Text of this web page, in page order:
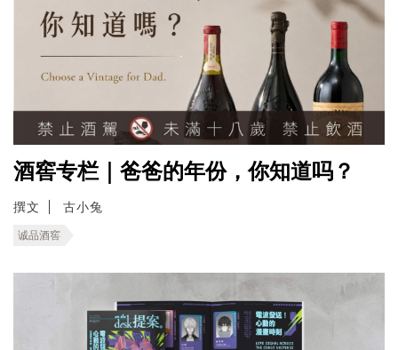
酒窖专栏｜爸爸的年份，你知道吗？
撰文 古小兔
诚品酒窖